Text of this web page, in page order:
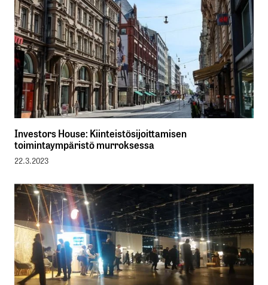
Investors House: Kiinteistösijoittamisen
toimintaympäristö murroksessa
22.3.2023